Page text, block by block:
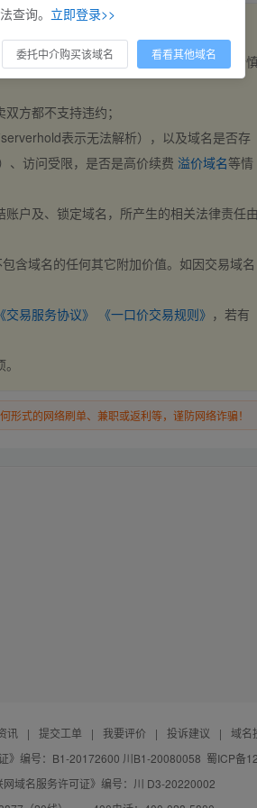
都不支持违约，一旦出价不支持撤销，请
方都不支持违约；
表示无法解析），以及域名是否存
、访问受限，是否是高价续费 溢价域名等情
户及、锁定域名，所产生的相关法律责任
含域名的任何其它附加价值。如因交易域名
《交易服务协议》 《一口价交易规则》 ，若有
式的网络刷单、兼职或返利等，谨防网络诈骗！
讯 | 提交工单 | 我要评价 | 投诉建议 |
域名
》编号：B1-20172600 川B1-20080058 蜀ICP备
网域名服务许可证》编号：川 D3-20220002
查询。 立即登录>>
委托中介购买该域名 看看其他域名